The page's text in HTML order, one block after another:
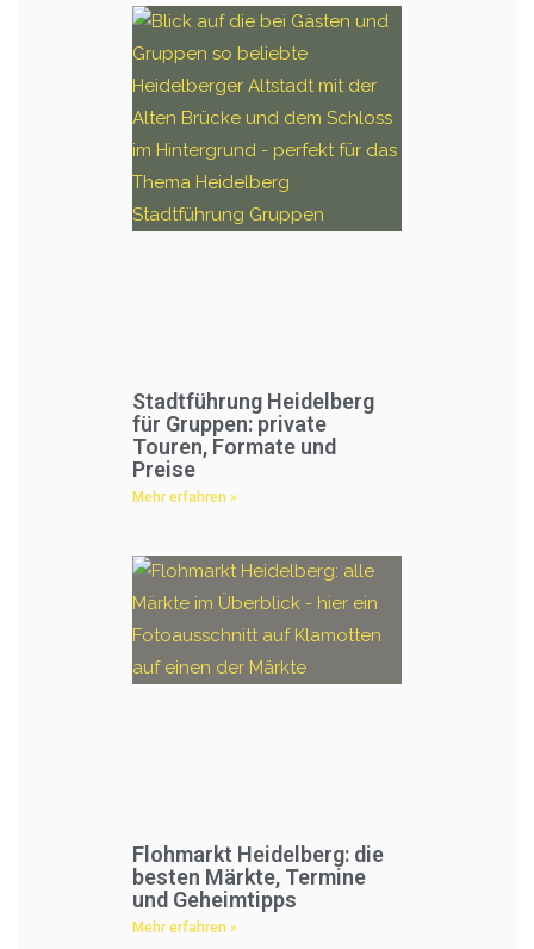
Stadtführung Heidelberg
für Gruppen: private
Touren, Formate und
Preise
Mehr erfahren »
Flohmarkt Heidelberg: die
besten Märkte, Termine
und Geheimtipps
Mehr erfahren »